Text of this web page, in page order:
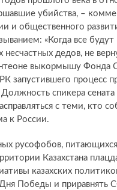
убийства, –
и общественного
«Когда все будут
дедов, не
выкормышу Фонда
запустившего процесс
спикера
с теми, кто
к России.
русофобов,
Казахстана
казахских
Победы и приравнять